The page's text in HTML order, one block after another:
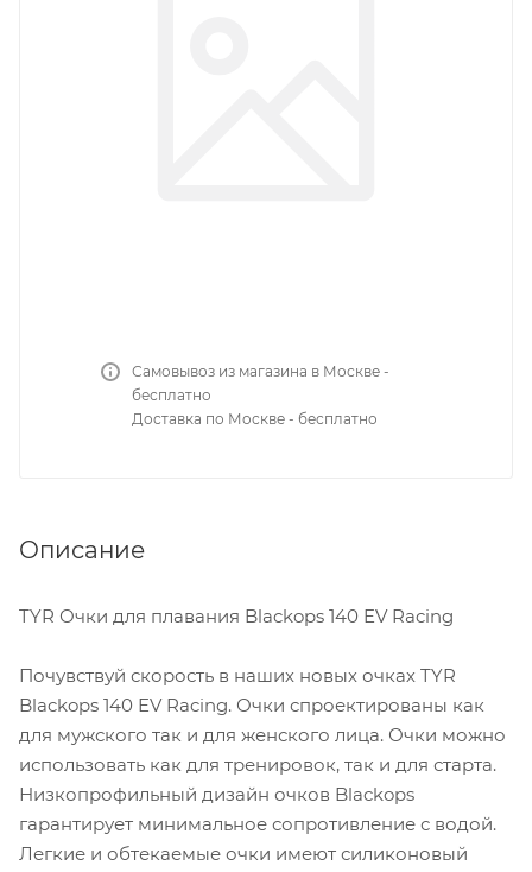
Самовывоз из магазина в Москве -
бесплатно
Доставка по Москве - бесплатно
Описание
TYR Очки для плавания Blackops 140 EV Racing
Почувствуй скорость в наших новых очках TYR
Blackops 140 EV Racing. Очки спроектированы как
для мужского так и для женского лица. Очки можно
использовать как для тренировок, так и для старта.
Низкопрофильный дизайн очков Blackops
гарантирует минимальное сопротивление с водой.
Легкие и обтекаемые очки имеют силиконовый